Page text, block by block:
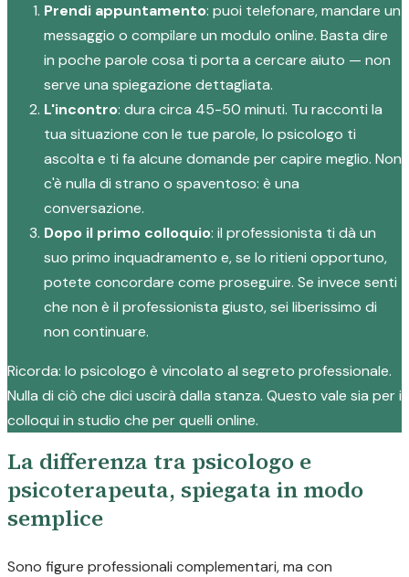
Prendi appuntamento: puoi telefonare, mandare un
messaggio o compilare un modulo online. Basta dire
in poche parole cosa ti porta a cercare aiuto — non
serve una spiegazione dettagliata.
L'incontro: dura circa 45-50 minuti. Tu racconti la
tua situazione con le tue parole, lo psicologo ti
ascolta e ti fa alcune domande per capire meglio. Non
c'è nulla di strano o spaventoso: è una
conversazione.
Dopo il primo colloquio: il professionista ti dà un
suo primo inquadramento e, se lo ritieni opportuno,
potete concordare come proseguire. Se invece senti
che non è il professionista giusto, sei liberissimo di
non continuare.
Ricorda: lo psicologo è vincolato al segreto professionale.
Nulla di ciò che dici uscirà dalla stanza. Questo vale sia per i
colloqui in studio che per quelli online.
La differenza tra psicologo e
psicoterapeuta, spiegata in modo
semplice
Sono figure professionali complementari, ma con